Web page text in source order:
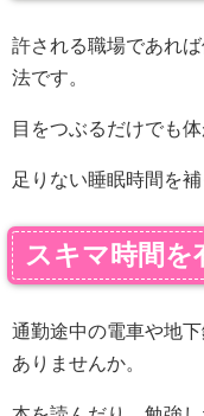
許される職場であれ
法です。
目をつぶるだけでも
足りない睡眠時間を
スキマ時間を
通勤途中の電車や地
ありませんか。